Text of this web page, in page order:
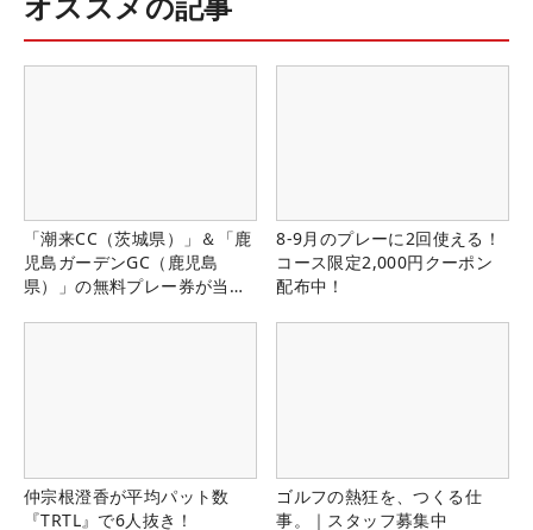
「潮来CC（茨城県）」＆「鹿
児島ガーデンGC（鹿児島
県）」の無料プレー券が当た
8-9月のプレーに2回使える！
コース限定2,000円クーポン
配布中！
仲宗根澄香が平均パット数
『TRTL』で6人抜き！
ゴルフの熱狂を、つくる仕
事。｜スタッフ募集中